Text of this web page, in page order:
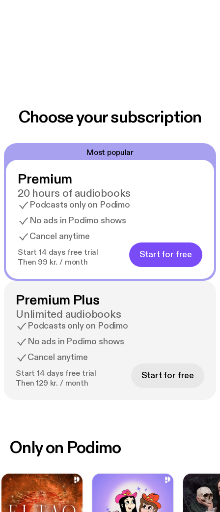
Choose your subscription
Most popular
Premium
20 hours of audiobooks
Podcasts only on Podimo
No ads in Podimo shows
Cancel anytime
Start 14 days free trial
Then 99 kr. / month
Start for free
Premium Plus
Unlimited audiobooks
Podcasts only on Podimo
No ads in Podimo shows
Cancel anytime
Start 14 days free trial
Then 129 kr. / month
Start for free
Only on Podimo